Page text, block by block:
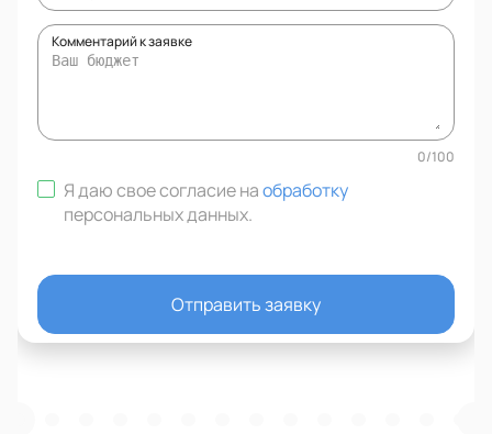
Комментарий к заявке
0/100
Я даю свое согласие наобработку
персональных данных.
Отправить заявку